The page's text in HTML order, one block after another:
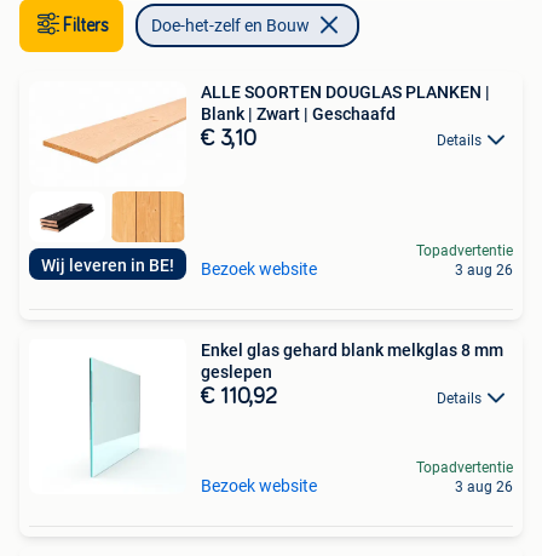
Filters Doe-het-zelf en Bouw
Wij leveren in BE!
ALLE SOORTEN DOUGLAS PLANKEN |
Blank | Zwart | Geschaafd
€ 3,10 Details
Bezoek website
Topadvertentie
3 aug 26
Enkel glas gehard blank melkglas 8 mm
geslepen
€ 110,92 Details
Bezoek website
Topadvertentie
3 aug 26